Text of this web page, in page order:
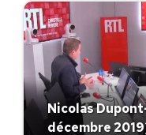
Nicolas
décembre